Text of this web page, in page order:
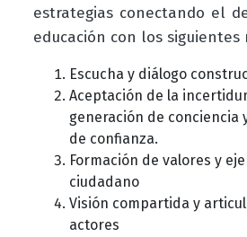
estrategias conectando el
educación con los siguientes
Escucha y diálogo
Aceptación de la
generación de conciencia
de confianza.
Formación de valores y
ciudadano
Visión compartida y
actores